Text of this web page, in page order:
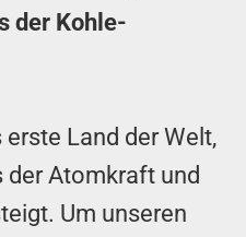
der Kohle-
Land der Welt,
der Atomkraft und
Um unseren